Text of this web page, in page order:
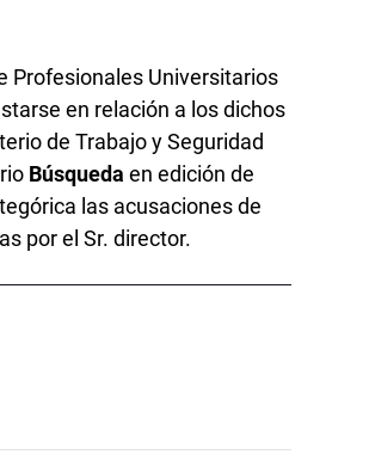
Profesionales Universitarios
en relación a los dichos
de Trabajo y Seguridad
Búsqueda en edición de
las acusaciones de
por el Sr. director.